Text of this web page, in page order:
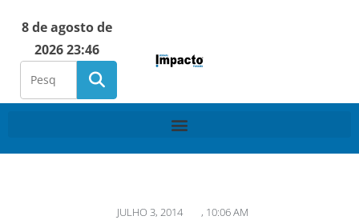
8 de agosto de
2026 23:46
JULHO 3, 2014 , 10:06 AM